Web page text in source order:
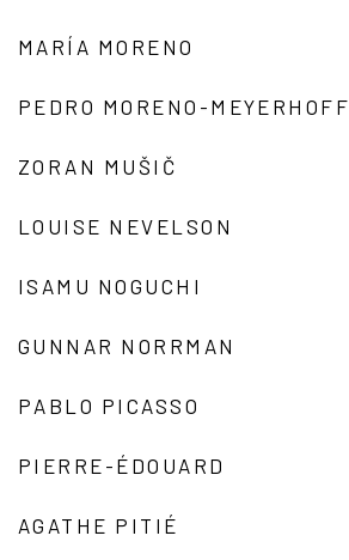
MARÍA MORENO
PEDRO MORENO-MEYERHOFF
ZORAN MUŠIČ
LOUISE NEVELSON
ISAMU NOGUCHI
GUNNAR NORRMAN
PABLO PICASSO
PIERRE-ÉDOUARD
AGATHE PITIÉ